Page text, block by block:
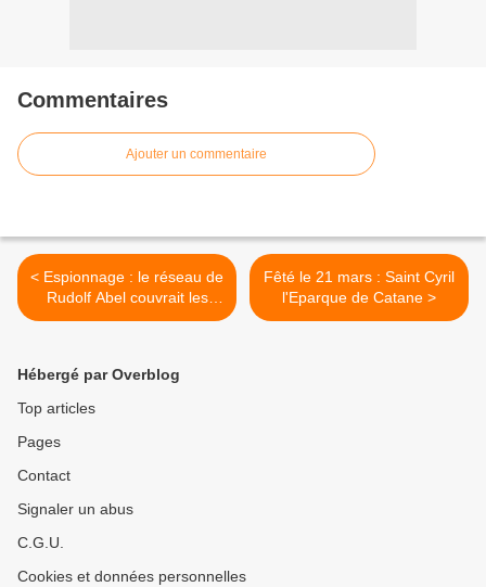
Commentaires
Ajouter un commentaire
< Espionnage : le réseau de
Rudolf Abel couvrait les
deux Amériques
Fêté le 21 mars : Saint Cyril
l'Eparque de Catane >
Hébergé par Overblog
Top articles
Pages
Contact
Signaler un abus
C.G.U.
Cookies et données personnelles